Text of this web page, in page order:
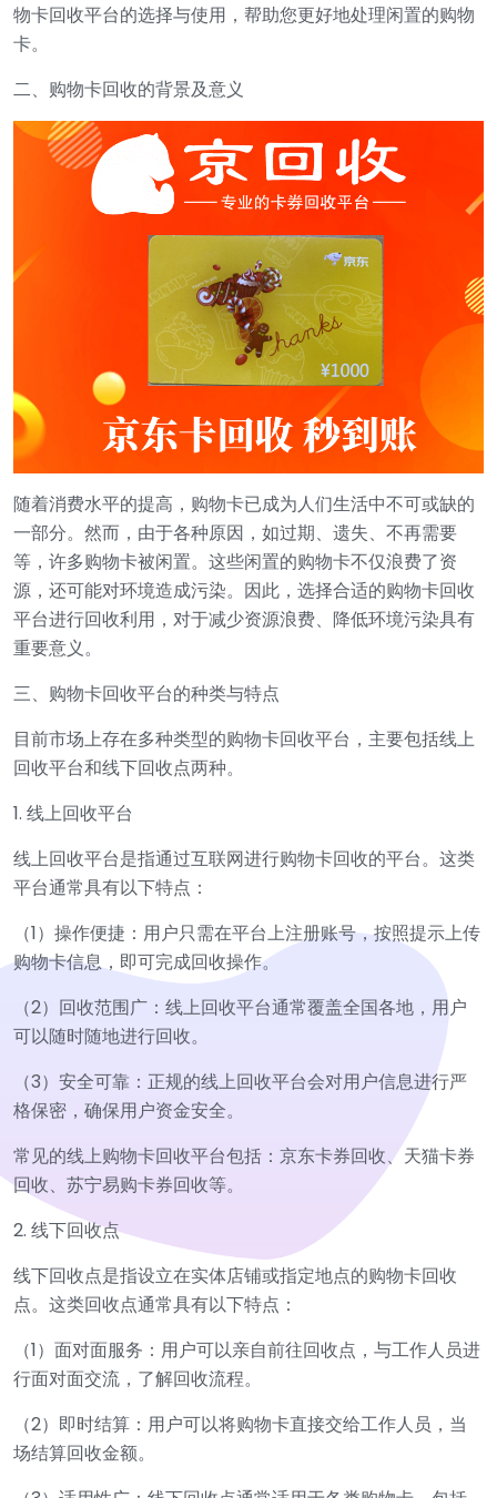
物卡回收平台的选择与使用，帮助您更好地处理闲置的购物
卡。
二、购物卡回收的背景及意义
随着消费水平的提高，购物卡已成为人们生活中不可或缺的
一部分。然而，由于各种原因，如过期、遗失、不再需要
等，许多购物卡被闲置。这些闲置的购物卡不仅浪费了资
源，还可能对环境造成污染。因此，选择合适的购物卡回收
平台进行回收利用，对于减少资源浪费、降低环境污染具有
重要意义。
三、购物卡回收平台的种类与特点
目前市场上存在多种类型的购物卡回收平台，主要包括线上
回收平台和线下回收点两种。
1. 线上回收平台
线上回收平台是指通过互联网进行购物卡回收的平台。这类
平台通常具有以下特点：
（1）操作便捷：用户只需在平台上注册账号，按照提示上传
购物卡信息，即可完成回收操作。
（2）回收范围广：线上回收平台通常覆盖全国各地，用户
可以随时随地进行回收。
（3）安全可靠：正规的线上回收平台会对用户信息进行严
格保密，确保用户资金安全。
常见的线上购物卡回收平台包括：京东卡券回收、天猫卡券
回收、苏宁易购卡券回收等。
2. 线下回收点
线下回收点是指设立在实体店铺或指定地点的购物卡回收
点。这类回收点通常具有以下特点：
（1）面对面服务：用户可以亲自前往回收点，与工作人员进
行面对面交流，了解回收流程。
（2）即时结算：用户可以将购物卡直接交给工作人员，当
场结算回收金额。